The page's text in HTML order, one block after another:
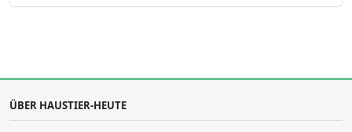
ÜBER HAUSTIER-HEUTE